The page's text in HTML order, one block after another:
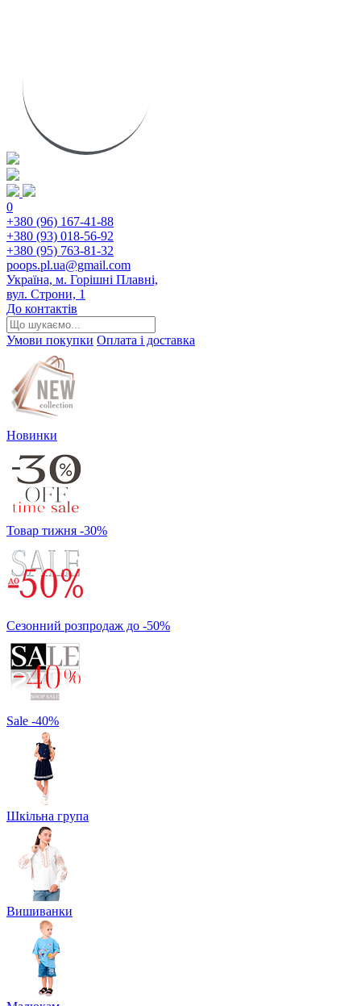
0
+380 (96) 167-41-88
+380 (93) 018-56-92
+380 (95) 763-81-32
poops.pl.ua@gmail.com
Україна, м. Горішні Плавні,
вул. Строни, 1
До контактів
Умови покупки Оплата і доставка
Новинки
Товар тижня -30%
Сезонний розпродаж до -50%
Sale -40%
Шкільна група
Вишиванки